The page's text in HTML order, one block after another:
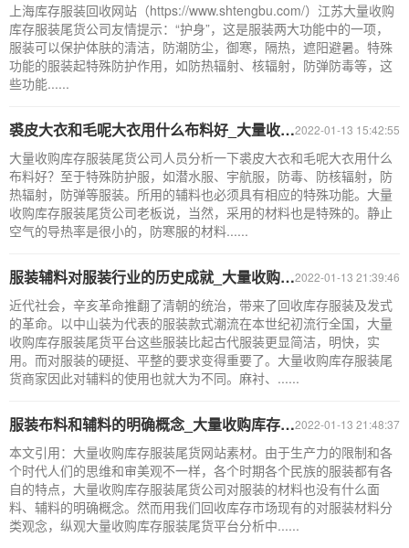
上海库存服装回收网站（https://www.shtengbu.com/）江苏大量收购
库存服装尾货公司友情提示：“护身”，这是服装两大功能中的一项，
服装可以保护体肤的清洁，防潮防尘，御寒，隔热，遮阳避暑。特殊
功能的服装起特殊防护作用，如防热辐射、核辐射，防弹防毒等，这
些功能......
2022-01-13 15:42:55
裘皮大衣和毛呢大衣用什么布料好_大量收购库存服装尾货公司
大量收购库存服装尾货公司人员分析一下裘皮大衣和毛呢大衣用什么
布料好？至于特殊防护服，如潜水服、宇航服，防毒、防核辐射，防
热辐射，防弹等服装。所用的辅料也必须具有相应的特殊功能。大量
收购库存服装尾货公司老板说，当然，采用的材料也是特殊的。静止
空气的导热率是很小的，防寒服的材料......
2022-01-13 21:39:46
服装辅料对服装行业的历史成就_大量收购库存服装尾货平台
近代社会，辛亥革命推翻了清朝的统治，带来了回收库存服装及发式
的革命。以中山装为代表的服装款式潮流在本世纪初流行全国，大量
收购库存服装尾货平台这些服装比起古代服装更显简洁，明快，实
用。而对服装的硬挺、平整的要求变得重要了。大量收购库存服装尾
货商家因此对辅料的使用也就大为不同。麻衬、......
2022-01-13 21:48:37
服装布料和辅料的明确概念_大量收购库存服装尾货网站
本文引用：大量收购库存服装尾货网站素材。由于生产力的限制和各
个时代人们的思维和审美观不一样，各个时期各个民族的服装都有各
自的特点，大量收购库存服装尾货公司对服装的材料也没有什么面
料、辅料的明确概念。然而用我们回收库存市场现有的对服装材料分
类观念，纵观大量收购库存服装尾货平台分析中......